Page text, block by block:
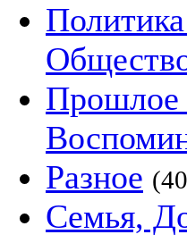
Прошлое
Разное
Семья,